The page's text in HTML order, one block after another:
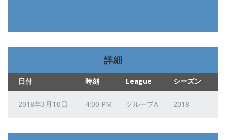
詳細
日付 時刻 League シーズン
2018年3月10日 4:00 PM グループA 2018